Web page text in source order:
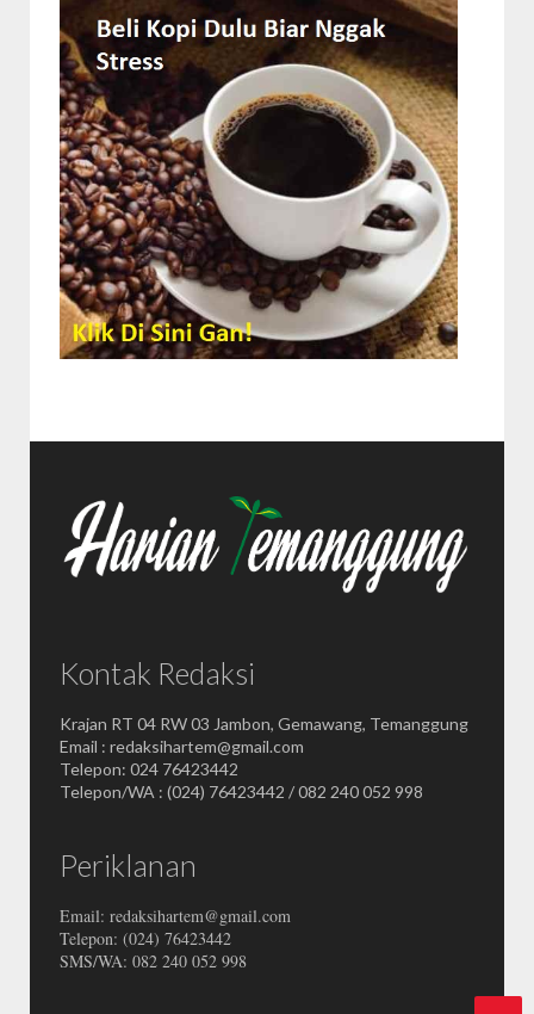
Kontak Redaksi
Krajan RT 04 RW 03 Jambon, Gemawang, Temanggung
Email : redaksihartem@gmail.com
Telepon: 024 76423442
Telepon/WA : (024) 76423442 / 082 240 052 998
Periklanan
Email: redaksihartem@gmail.com
Telepon: (024) 76423442
SMS/WA: 082 240 052 998